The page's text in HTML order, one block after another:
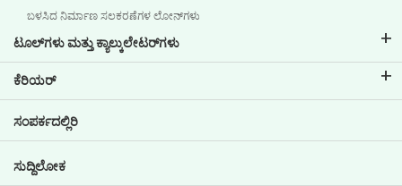
ಬಳಸಿದ ನಿರ್ಮಾಣ ಸಲಕರಣೆಗಳ ಲೋನ್‌ಗಳು
ಟೂಲ್‌ಗಳು ಮತ್ತು ಕ್ಯಾಲ್ಕುಲೇಟರ್‌ಗಳು
ಇಎಂಐ ಕ್ಯಾಲ್ಕುಲೇಟರ್
ಲೋನ್ ಇಎಂಐ ಕ್ಯಾಲ್ಕುಲೇಟರ್
ಕಾರ್ ಮೌಲ್ಯಮಾಪನ ಸಾಧನ
ಕೆರಿಯರ್
ಟಿವಿಎಸ್ ಕ್ರೆಡಿಟ್‌ನಲ್ಲಿ ವೃತ್ತಿ ಜೀವನ
ಪ್ರಸ್ತುತ ಖಾಲಿ ಇರುವ ಹುದ್ದೆಗಳು
ಸಂಪರ್ಕದಲ್ಲಿರಿ
ಸುದ್ದಿಲೋಕ